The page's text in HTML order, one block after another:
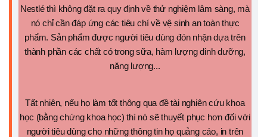
Nestlé thì không đặt ra quy định về thử nghiệm lâm sàng, mà
nó chỉ cần đáp ứng các tiêu chí về vệ sinh an toàn thực
phẩm. Sản phẩm được người tiêu dùng đón nhận dựa trên
thành phần các chất có trong sữa, hàm lượng dinh dưỡng,
năng lượng...
Tất nhiên, nếu họ làm tốt thông qua đề tài nghiên cứu khoa
học (bằng chứng khoa học) thì nó sẽ thuyết phục hơn đối với
người tiêu dùng cho những thông tin họ quảng cáo, in trên